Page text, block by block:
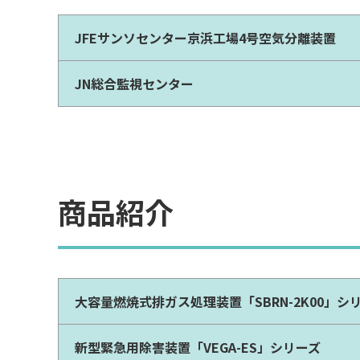
JFEサンソセンター京浜工場4号空気分離装置
JN総合監視センター
商品紹介
大容量燃焼式排ガス処理装置「SBRN-2K00」シ
新型緊急用除害装置「VEGA-ES」シリーズ